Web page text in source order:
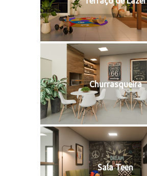
Churrasqueira
Sala Teen